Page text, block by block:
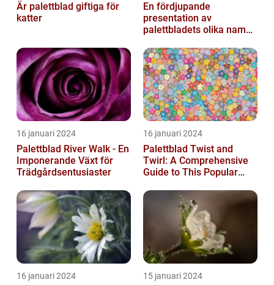
Är palettblad giftiga för
katter
En fördjupande
presentation av
palettbladets olika namn
16 januari 2024
Palettblad River Walk - En
Imponerande Växt för
Trädgårdsentusiaster
16 januari 2024
Palettblad Twist and
Twirl: A Comprehensive
Guide to This Popular
16 januari 2024 15 januari 2024